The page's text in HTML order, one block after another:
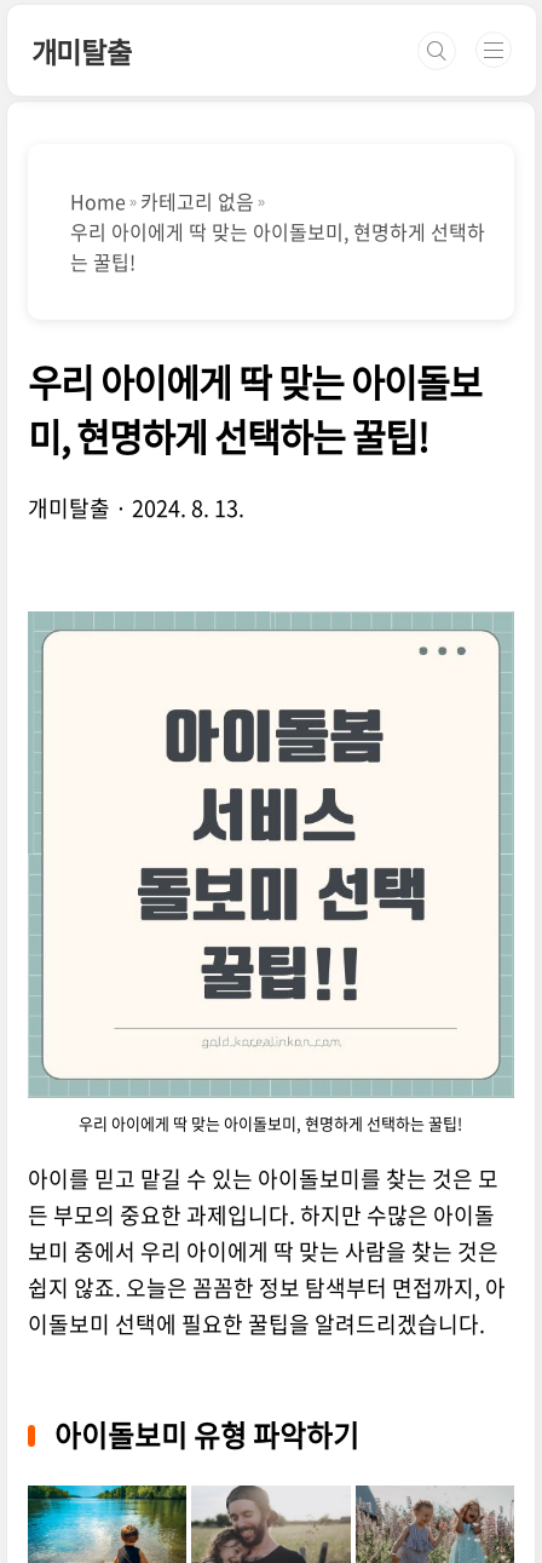
개미탈출
Home 카테고리 없음
우리 아이에게 딱 맞는 아이돌보미, 현명하게 선택하
는 꿀팁!
우리 아이에게 딱 맞는 아이돌보
미, 현명하게 선택하는 꿀팁!
개미탈출 2024. 8. 13.
우리 아이에게 딱 맞는 아이돌보미, 현명하게 선택하는 꿀팁!
아이를 믿고 맡길 수 있는 아이돌보미를 찾는 것은 모
든 부모의 중요한 과제입니다.하지만 수많은 아이돌
보미 중에서 우리 아이에게 딱 맞는 사람을 찾는 것은
쉽지 않죠. 오늘은 꼼꼼한 정보 탐색부터 면접까지, 아
이돌보미 선택에 필요한 꿀팁을 알려드리겠습니다.
아이돌보미 유형 파악하기